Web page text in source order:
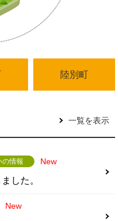
陸別町
一覧を表示
の情報 New
した。
New